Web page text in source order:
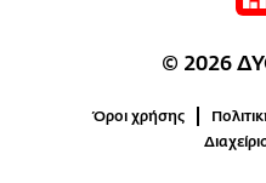
© 2026
Όροι χρήσης